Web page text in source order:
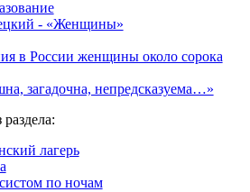
- «Женщины»
в России женщины около сорока
загадочна, непредсказуема…»
лагерь
по ночам